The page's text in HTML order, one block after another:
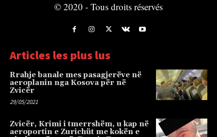
© 2020 - Tous droits réservés
Articles les plus lus
Rrahje banale mes pasagjerëve në
aeroplanin nga Kosova për në
Zvicër
29/05/2021
Zvicër, Krimi i tmerrshëm, u kap në
aeroportin e Zurichüt me kokën e